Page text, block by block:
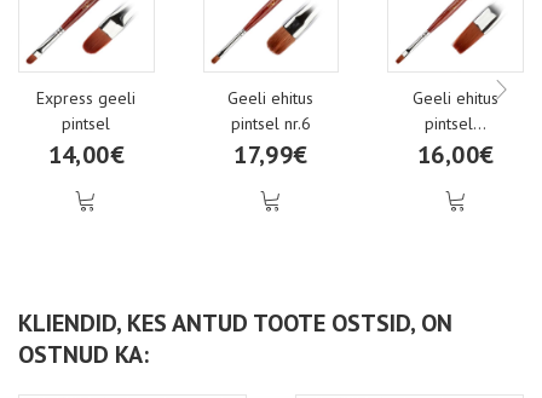
Express geeli
pintsel
14,00€
Geeli ehitus
pintsel nr.6
17,99€
Geeli ehitus
pintsel...
16,00€
KLIENDID, KES ANTUD TOOTE OSTSID, ON
OSTNUD KA: